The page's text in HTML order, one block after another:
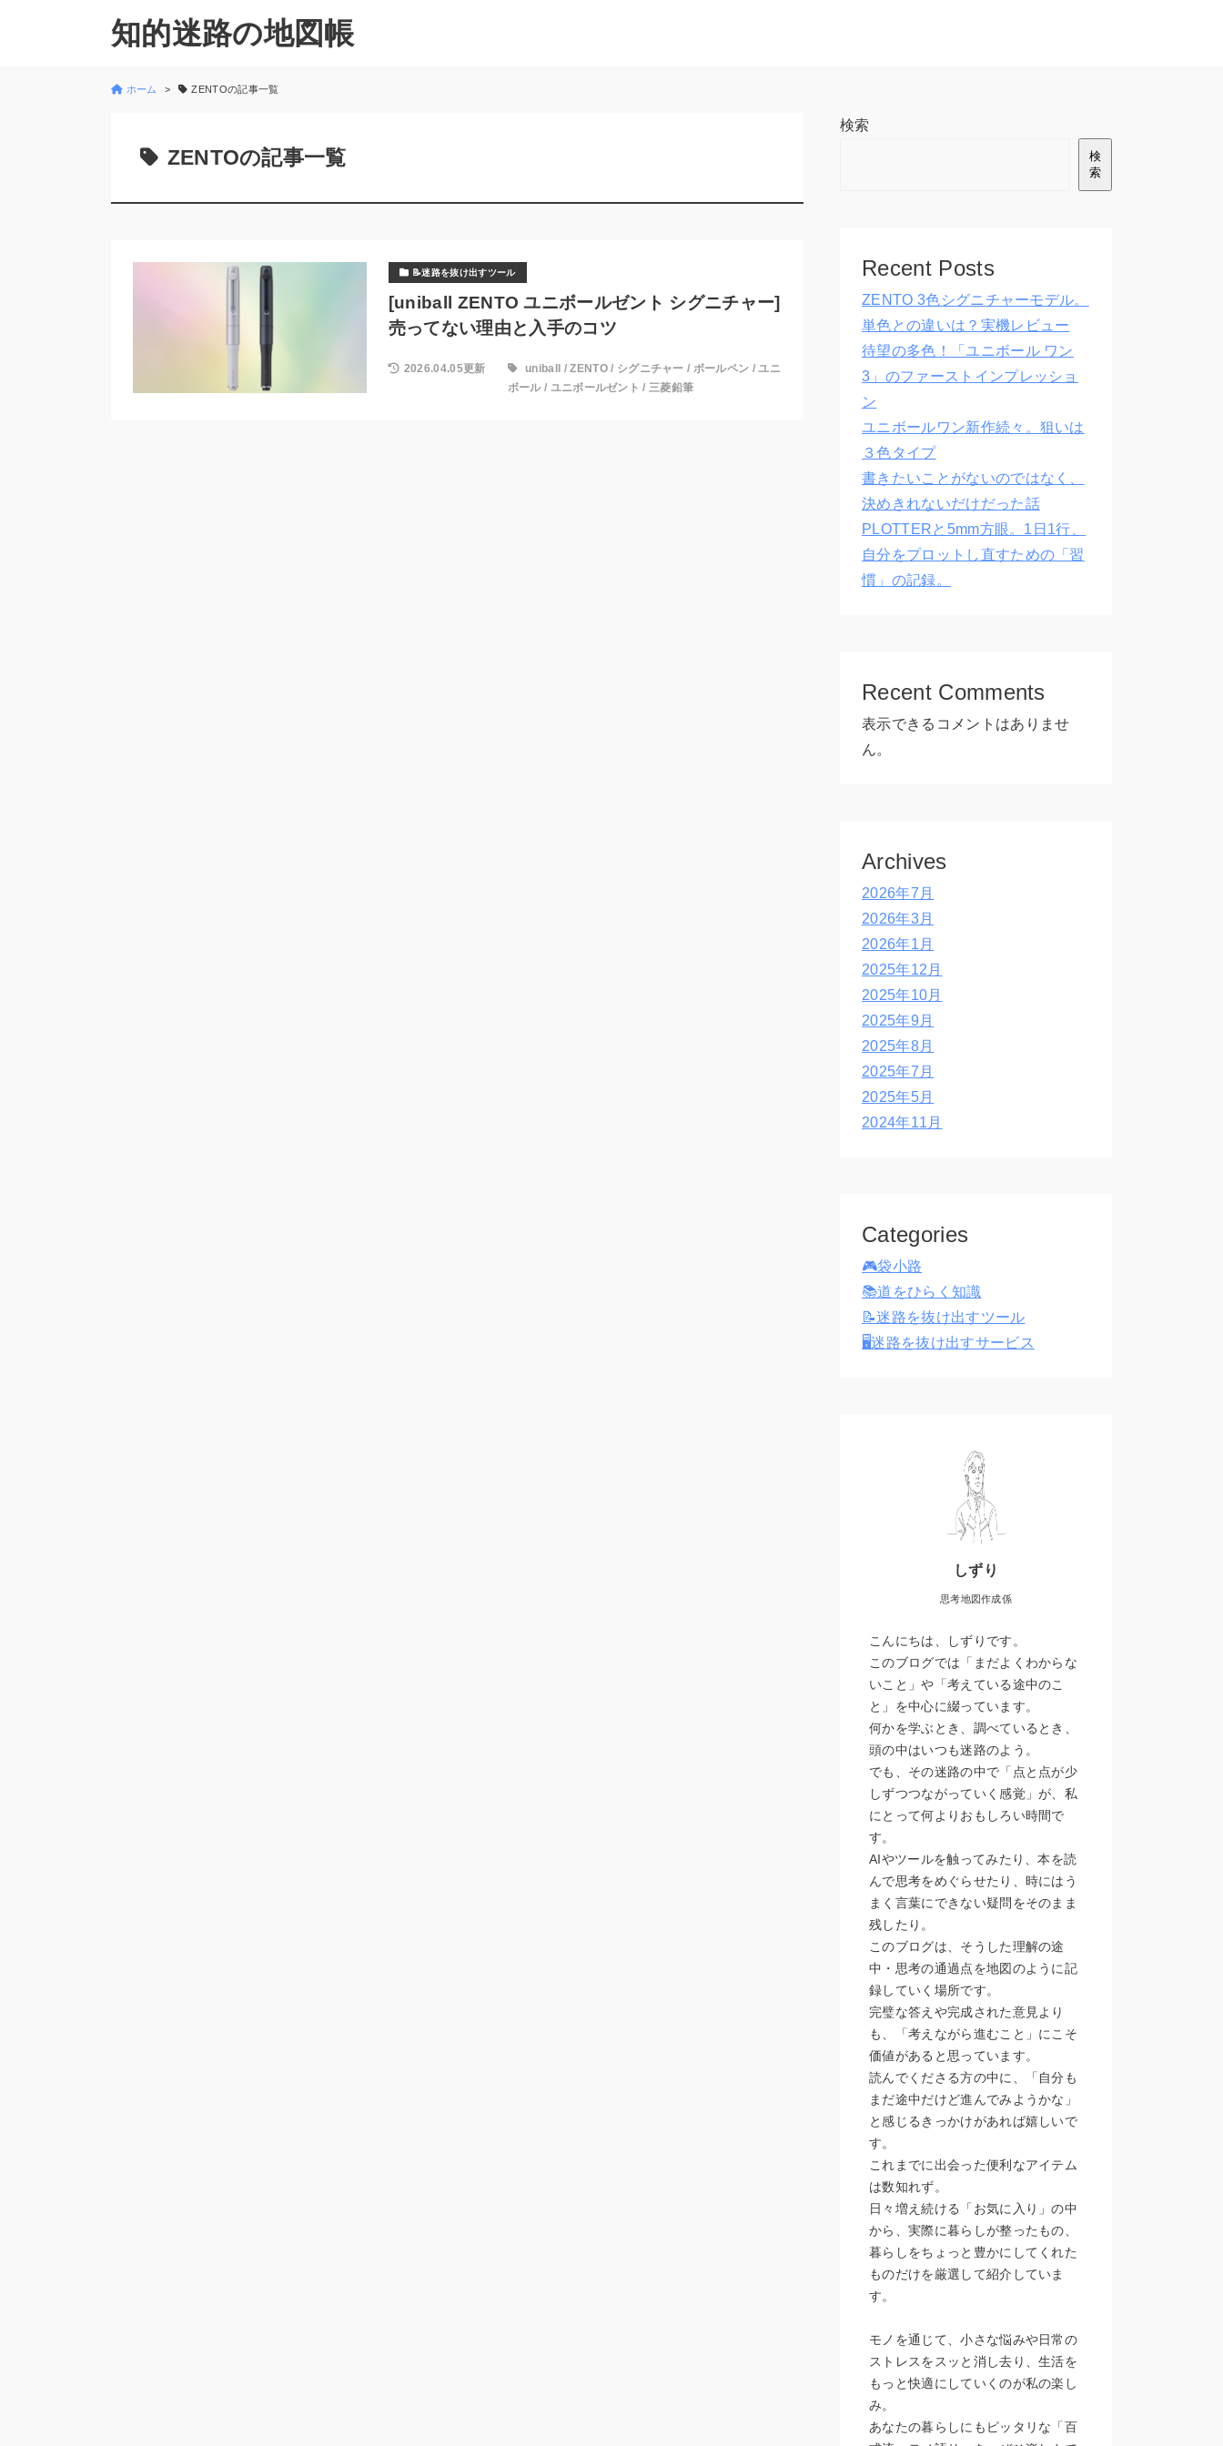
知的迷路の地図帳
ホーム ZENTOの記事一覧
ZENTOの記事一覧
📝迷路を抜け出すツール
[uniball ZENTO ユニボールゼント シグニチャー]
売ってない理由と入手のコツ
2026.04.05更新 uniball /ZENTO/ シグニチャー / ボールペン /ユニ
ボール / ユニボールゼント /三菱鉛筆
検索
検
索
Recent Posts
ZENTO 3色シグニチャーモデル。
単色との違いは？実機レビュー
待望の多色！「ユニボール ワン
3」のファーストインプレッショ
ン
ユニボールワン新作続々。狙いは
３色タイプ
書きたいことがないのではなく、
決めきれないだけだった話
PLOTTERと5mm方眼。1日1行、
自分をプロットし直すための「習
慣」の記録。
Recent Comments
表示できるコメントはありませ
ん。
Archives
2026年7月
2026年3月
2026年1月
2025年12月
2025年10月
2025年9月
2025年8月
2025年7月
2025年5月
2024年11月
Categories
🎮袋小路
📚道をひらく知識
📝迷路を抜け出すツール
🖥️迷路を抜け出すサービス
しずり
思考地図作成係
こんにちは、しずりです。
このブログでは「まだよくわからな
いこと」や「考えている途中のこ
と」を中心に綴っています。
何かを学ぶとき、調べているとき、
頭の中はいつも迷路のよう。
でも、その迷路の中で「点と点が少
しずつつながっていく感覚」が、私
にとって何よりおもしろい時間で
す。
AIやツールを触ってみたり、本を読
んで思考をめぐらせたり、時にはう
まく言葉にできない疑問をそのまま
残したり。
このブログは、そうした理解の途
中・思考の通過点を地図のように記
録していく場所です。
完璧な答えや完成された意見より
も、「考えながら進むこと」にこそ
価値があると思っています。
読んでくださる方の中に、「自分も
まだ途中だけど進んでみようかな」
と感じるきっかけがあれば嬉しいで
す。
これまでに出会った便利なアイテム
は数知れず。
日々増え続ける「お気に入り」の中
から、実際に暮らしが整ったもの、
暮らしをちょっと豊かにしてくれた
ものだけを厳選して紹介していま
す。
モノを通じて、小さな悩みや日常の
ストレスをスッと消し去り、生活を
もっと快適にしていくのが私の楽し
み。
あなたの暮らしにもピッタリな「百